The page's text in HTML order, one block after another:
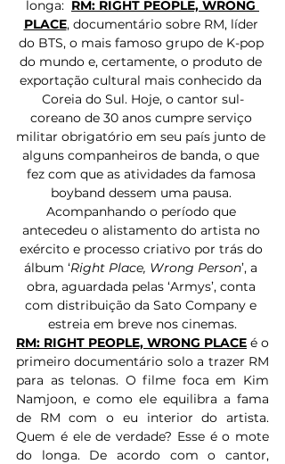
longa: RM: RIGHT PEOPLE, WRONG
PLACE, documentário sobre RM, líder
do BTS, o mais famoso grupo de K-pop
do mundo e, certamente, o produto de
exportação cultural mais conhecido da
Coreia do Sul. Hoje, o cantor sul-
coreano de 30 anos cumpre serviço
militar obrigatório em seu país junto de
alguns companheiros de banda, o que
fez com que as atividades da famosa
boyband dessem uma pausa.
Acompanhando o período que
antecedeu o alistamento do artista no
exército e processo criativo por trás do
álbum ‘Right Place, Wrong Person’, a
obra, aguardada pelas ‘Armys’, conta
com distribuição da Sato Company e
estreia em breve nos cinemas.
RM: RIGHT PEOPLE, WRONG PLACE é o
primeiro documentário solo a trazer RM
para as telonas. O filme foca em Kim
Namjoon, e como ele equilibra a fama
de RM com o eu interior do artista.
Quem é ele de verdade? Esse é o mote
do longa. De acordo com o cantor,